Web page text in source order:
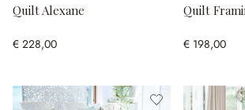
Quilt Alexane
€ 228,00
Quilt
€ 198,00